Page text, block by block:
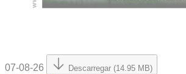
07-08-26 Descarregar (14.95 MB)